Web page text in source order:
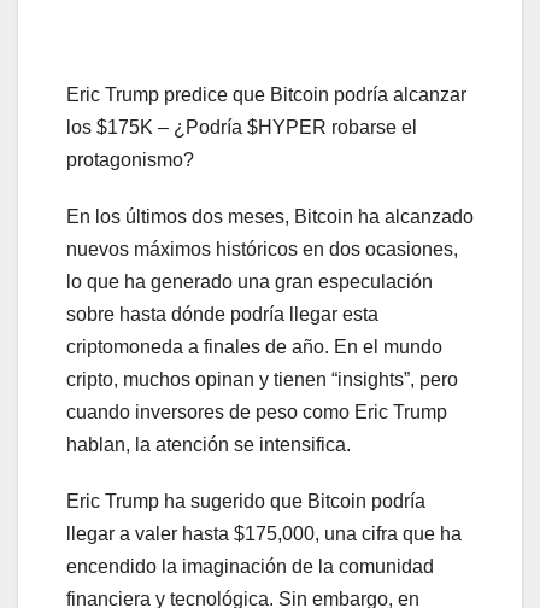
Eric Trump predice que Bitcoin podría alcanzar
los $175K – ¿Podría $HYPER robarse el
protagonismo?
En los últimos dos meses, Bitcoin ha alcanzado
nuevos máximos históricos en dos ocasiones,
lo que ha generado una gran especulación
sobre hasta dónde podría llegar esta
criptomoneda a finales de año. En el mundo
cripto, muchos opinan y tienen “insights”, pero
cuando inversores de peso como Eric Trump
hablan, la atención se intensifica.
Eric Trump ha sugerido que Bitcoin podría
llegar a valer hasta $175,000, una cifra que ha
encendido la imaginación de la comunidad
financiera y tecnológica. Sin embargo, en